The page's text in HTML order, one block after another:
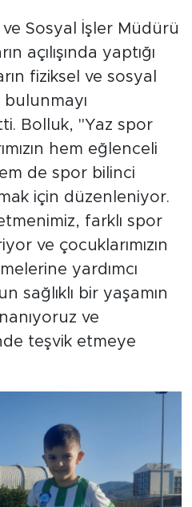
ve Sosyal İşler Müdürü
açılışında yaptığı
fiziksel ve sosyal
bulunmayı
Bolluk, "Yaz spor
hem eğlenceli
de spor bilinci
için düzenleniyor.
farklı spor
ve çocuklarımızın
yardımcı
sağlıklı bir yaşamın
ve
teşvik etmeye